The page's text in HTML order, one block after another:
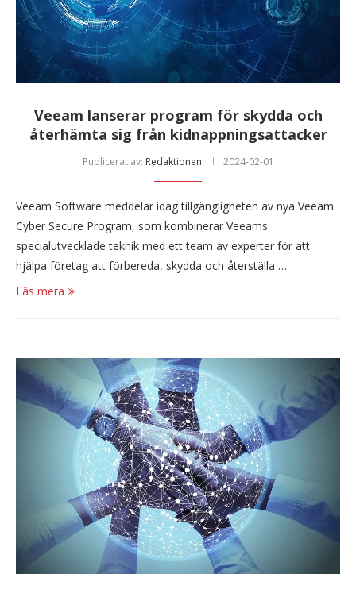
Veeam lanserar program för skydda och
återhämta sig från kidnappningsattacker
Publicerat av: Redaktionen 2024-02-01
Veeam Software meddelar idag tillgängligheten av nya Veeam
Cyber ​​​​Secure Program, som kombinerar Veeams
specialutvecklade teknik med ett team av experter för att
hjälpa företag att förbereda, skydda och återställa …
Läs mera